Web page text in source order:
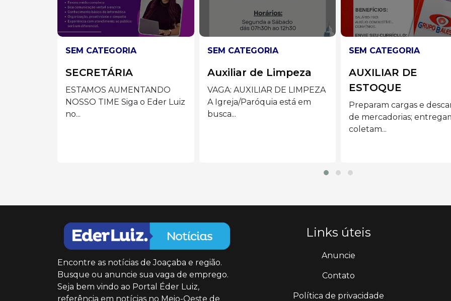
SEM CATEGORIA
Auxiliar de Limpeza
VAGA: AUXILIAR DE LIMPEZA
A Igreja/Paróquia está em
busca...
SEM CATEGORIA
AUXILIAR DE
ESTOQUE
Preparam cargas e descargas
de mercadorias; entregam e
SEM CATEGORIA
Auxiliar de Cozinha
Preferencialmente
acima de 40 anos com
disponibilidade de...
Encontre as notícias de Joaçaba e região.
Busque ou anuncie sua vaga de emprego.
Seja bem vindo ao Portal Éder Luiz,
referência em notícias no Meio-Oeste de
Links úteis
Anuncie
Contato
Política de privacidade